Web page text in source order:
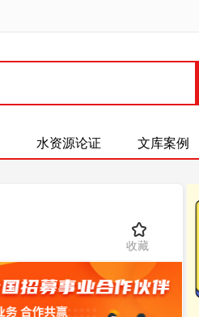
水资源论证 文库案例
收藏